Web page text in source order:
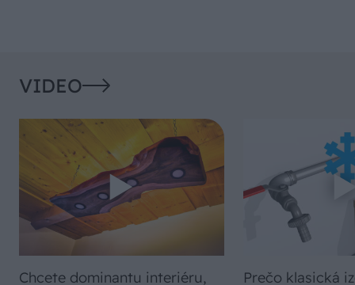
VIDEO
Chcete dominantu interiéru,
Prečo klasická